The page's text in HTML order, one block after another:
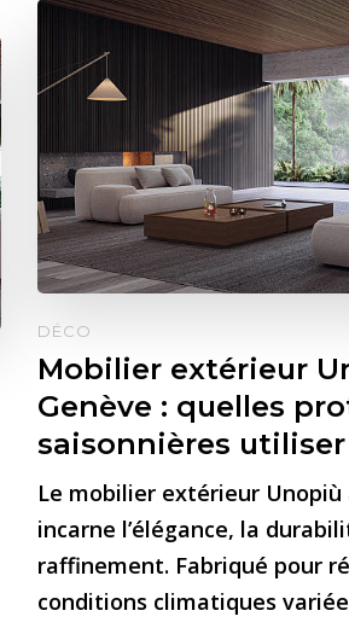
DÉCO
Mobilier extérieur
Genève : quelles
saisonnières utiliser
Le mobilier extérieur Unopiù
incarne l’élégance, la
raffinement. Fabriqué pour
conditions climatiques